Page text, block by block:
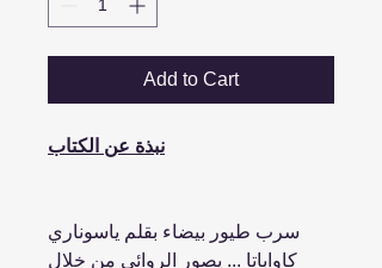
Add to Cart
نبذة عن الكتاب
سرب طيور بيضاء بقلم ياسوناري
كاواباتا ... يصور الروائى من خلال